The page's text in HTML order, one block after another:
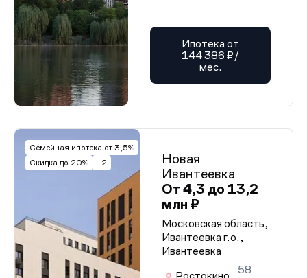
Ипотека от
144 386 ₽/
мес.
Семейная ипотека от 3,5%
Скидка до 20%
+2
Новая
Ивантеевка
От 4,3 до 13,2
млн ₽
Московская область,
Ивантеевка г.о.,
Ивантеевка
Ростокино
58